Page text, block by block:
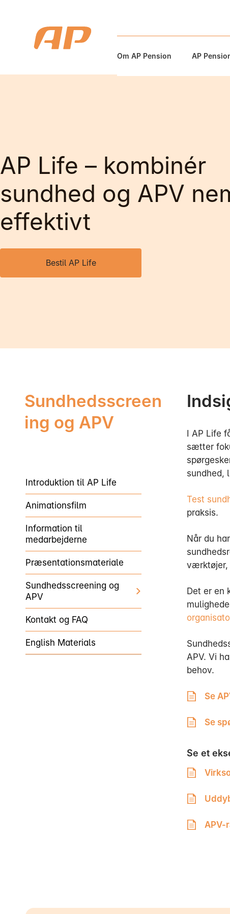
Om AP Pension AP
AP Life – kombinér
sundhed og APV
effektivt
Bestil AP Life
Sundhedsscreen
ing og APV
Introduktion til AP Life
Animationsfilm
Information til
medarbejderne
Præsentationsmateriale
Sundhedsscreening og
APV
Kontakt og FAQ
English Materials
I AP Life
sætter
sundhed,
Test
praksis.
Når du
værktøjer,
Det er en
APV. Vi
behov.
Se
Se
Se et
APV-